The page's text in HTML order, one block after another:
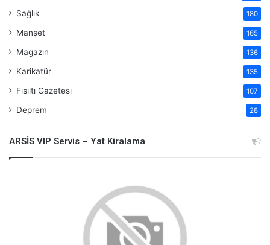
Sağlık 180
Manşet 165
Magazin 136
Karikatür 135
Fısıltı Gazetesi 107
Deprem 28
ARSİS VIP Servis – Yat Kiralama